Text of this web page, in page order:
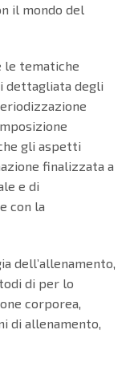
il mondo del
le tematiche
dettagliata degli
gli aspetti
finalizzata a
e di
con la
dell’allenamento,
di per lo
corporea,
di allenamento,